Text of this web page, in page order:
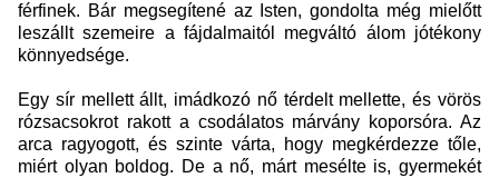
férfinek. Bár megsegítené az Isten, gondolta még mielőtt
leszállt szemeire a fájdalmaitól megváltó álom jótékony
könnyedsége.
Egy sír mellett állt, imádkozó nő térdelt mellette, és vörös
rózsacsokrot rakott a csodálatos márvány koporsóra. Az
arca ragyogott, és szinte várta, hogy megkérdezze tőle,
miért olyan boldog. De a nő, márt mesélte is, gyermekét